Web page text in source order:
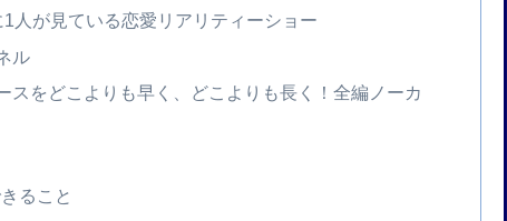
人が見ている恋愛リアリティーショー
ル
スをどこよりも早く、どこよりも長く！全編ノーカ
ること